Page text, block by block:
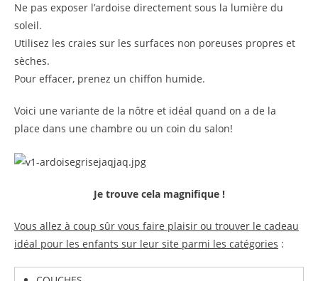
Ne pas exposer l’ardoise directement sous la lumière du
soleil.
Utilisez les craies sur les surfaces non poreuses propres et
sèches.
Pour effacer, prenez un chiffon humide.
Voici une variante de la nôtre et idéal quand on a de la
place dans une chambre ou un coin du salon!
Je trouve cela magnifique !
Vous allez à coup sûr vous faire plaisir ou trouver le cadeau
idéal pour les enfants sur leur site parmi les catégories :